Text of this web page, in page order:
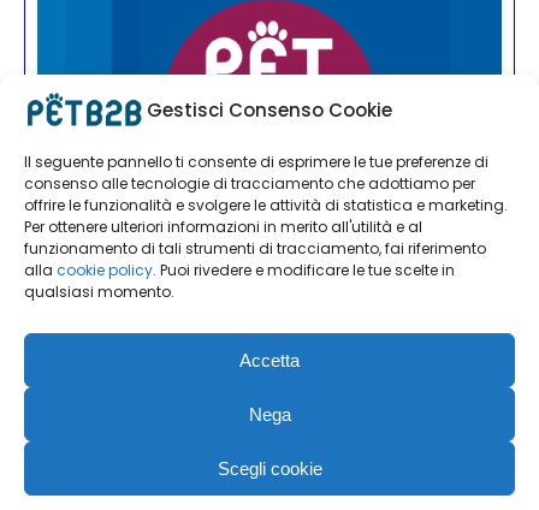
Gestisci Consenso Cookie
Il seguente pannello ti consente di esprimere le tue preferenze di
consenso alle tecnologie di tracciamento che adottiamo per
offrire le funzionalità e svolgere le attività di statistica e marketing.
Per ottenere ulteriori informazioni in merito all'utilità e al
funzionamento di tali strumenti di tracciamento, fai riferimento
alla cookie policy. Puoi rivedere e modificare le tue scelte in
qualsiasi momento.
Accetta
Nega
Scegli cookie
PET B2B | Editoriale Farlastrada Srl | Via Martiri della Libertà, 28